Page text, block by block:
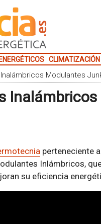
CLIMATIZACIÓN
Modulantes
perteneciente
Inlámbricos,
su eficiencia